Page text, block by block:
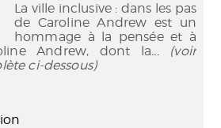
La ville inclusive : dans les pas
de Caroline Andrew est un
hommage à la pensée et à
Andrew, dont la... (voir
ci-dessous)